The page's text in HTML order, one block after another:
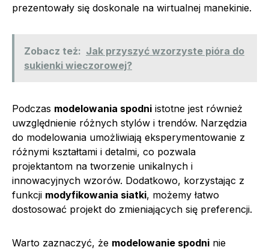
prezentowały się doskonale na wirtualnej manekinie.
Zobacz też: Jak przyszyć wzorzyste pióra do
sukienki wieczorowej?
Podczas modelowania spodni istotne jest również
uwzględnienie różnych stylów i trendów. Narzędzia
do modelowania umożliwiają eksperymentowanie z
różnymi kształtami i detalmi, co pozwala
projektantom na tworzenie unikalnych i
innowacyjnych wzorów. Dodatkowo, korzystając z
funkcji modyfikowania siatki, możemy łatwo
dostosować projekt do zmieniających się preferencji.
Warto zaznaczyć, że modelowanie spodni nie